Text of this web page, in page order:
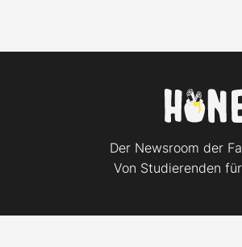
Der Newsroom der
Von Studierenden